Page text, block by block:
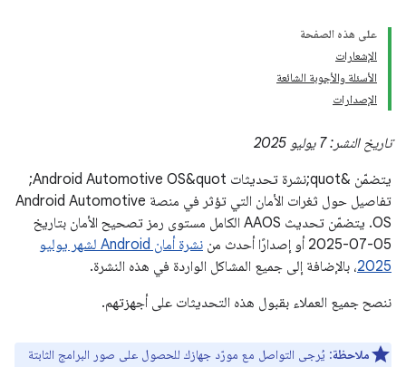
على هذه الصفحة
الإشعارات
الأسئلة والأجوبة الشائعة
الإصدارات
تاريخ النشر: ‫7 يوليو 2025
يتضمّن &quot;نشرة تحديثات Android Automotive OS&quot;
تفاصيل حول ثغرات الأمان التي تؤثر في منصة Android Automotive
OS. يتضمّن تحديث AAOS الكامل مستوى رمز تصحيح الأمان بتاريخ
05-07-2025 أو إصدارًا أحدث من
نشرة أمان Android لشهر يوليو
2025، بالإضافة إلى جميع المشاكل الواردة في هذه النشرة.
ننصح جميع العملاء بقبول هذه التحديثات على أجهزتهم.
ملاحظة: يُرجى التواصل مع مورّد جهازك للحصول على صور البرامج الثابتة